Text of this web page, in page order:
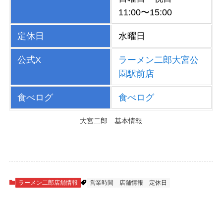
11:00〜15:00
定休日 水曜日
公式X
ラーメン二郎大宮公
園駅前店
食べログ 食べログ
大宮二郎 基本情報
ラーメン二郎店舗情報 営業時間 店舗情報 定休日